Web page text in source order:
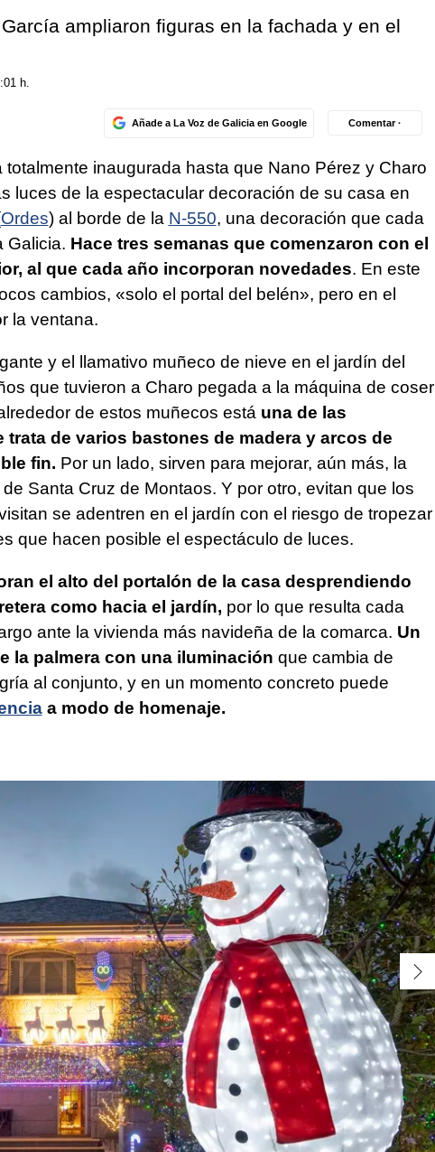
ampliaron figuras en la fachada y en el
h.
Añade a La Voz de Galicia en Google Comentar ·
totalmente inaugurada hasta que Nano Pérez y Charo
luces de la espectacular decoración de su casa en
Ordes) al borde de la N-550, una decoración que cada
Galicia. Hace tres semanas que comenzaron con el
al que cada año incorporan novedades. En este
cambios, «solo el portal del belén», pero en el
la ventana.
y el llamativo muñeco de nieve en el jardín del
que tuvieron a Charo pegada a la máquina de coser
de estos muñecos está una de las
trata de varios bastones de madera y arcos de
fin. Por un lado, sirven para mejorar, aún más, la
Santa Cruz de Montaos. Y por otro, evitan que los
se adentren en el jardín con el riesgo de tropezar
que hacen posible el espectáculo de luces.
el alto del portalón de la casa desprendiendo
como hacia el jardín, por lo que resulta cada
ante la vivienda más navideña de la comarca. Un
la palmera con una iluminación que cambia de
al conjunto, y en un momento concreto puede
a modo de homenaje.